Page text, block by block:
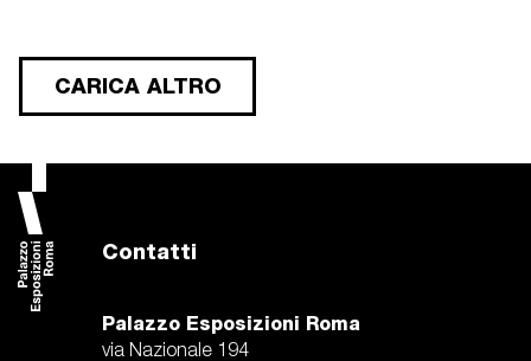
CARICA ALTRO
Contatti
Palazzo Esposizioni Roma
via Nazionale 194